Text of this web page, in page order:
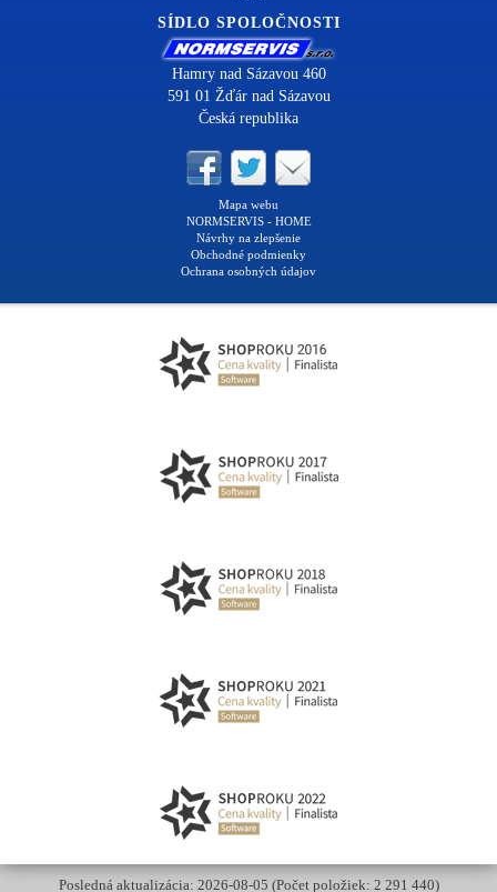
SÍDLO SPOLOČNOSTI
Hamry nad Sázavou 460
591 01 Žďár nad Sázavou
Česká republika
Mapa webu
NORMSERVIS - HOME
Návrhy na zlepšenie
Obchodné podmienky
Ochrana osobných údajov
Posledná aktualizácia: 2026-08-05 (Počet položiek: 2 291 440)